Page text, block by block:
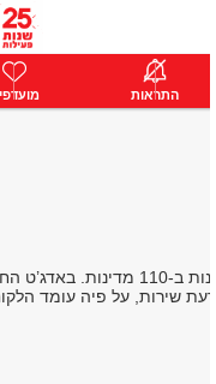
פרימיוםהתראות
שירות, על פיה עומד